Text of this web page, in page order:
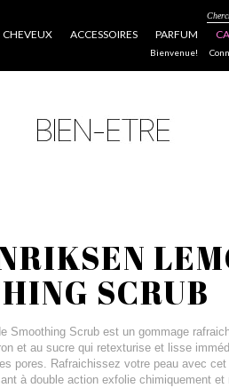
CHEVEUX ACCESSOIRES PARFUM
Bienvenue!
SCRUB
Smoothing Scrub est un gommage
et au sucre qui retexturise et lisse
pores. Rafraichissez votre peau avec
à double action exfolie chimiquement